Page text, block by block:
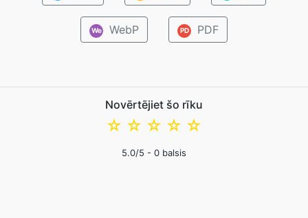
We WebP PD PDF
Novērtējiet šo rīku
☆
☆
☆
☆
☆
5.0/5 - 0 balsis